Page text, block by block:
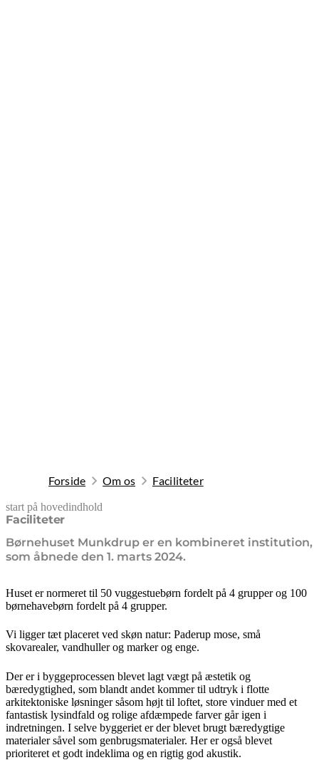
Forside Om os Faciliteter
start på hovedindhold
Faciliteter
Børnehuset Munkdrup er en kombineret institution,
som åbnede den 1. marts 2024.
senest opdateret 9. februar 2026
Huset er normeret til 50 vuggestuebørn fordelt på 4 grupper og 100
børnehavebørn fordelt på 4 grupper.
Vi ligger tæt placeret ved skøn natur: Paderup mose, små
skovarealer, vandhuller og marker og enge.
Der er i byggeprocessen blevet lagt vægt på æstetik og
bæredygtighed, som blandt andet kommer til udtryk i flotte
arkitektoniske løsninger såsom højt til loftet, store vinduer med et
fantastisk lysindfald og rolige afdæmpede farver går igen i
indretningen. I selve byggeriet er der blevet brugt bæredygtige
materialer såvel som genbrugsmaterialer. Her er også blevet
prioriteret et godt indeklima og en rigtig god akustik.